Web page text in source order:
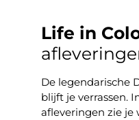
Life in
De legendarische
blijft je verrassen.
afleveringen zie